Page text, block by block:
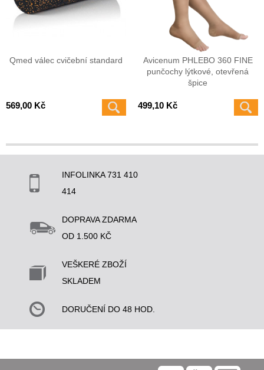
Qmed válec cvičební standard
569,00 Kč
Avicenum PHLEBO 360 FINE
punčochy lýtkové, otevřená
špice
499,10 Kč
INFOLINKA 731 410
414
DOPRAVA ZDARMA
OD 1.500 KČ
VEŠKERÉ ZBOŽÍ
SKLADEM
DORUČENÍ DO 48 HOD.